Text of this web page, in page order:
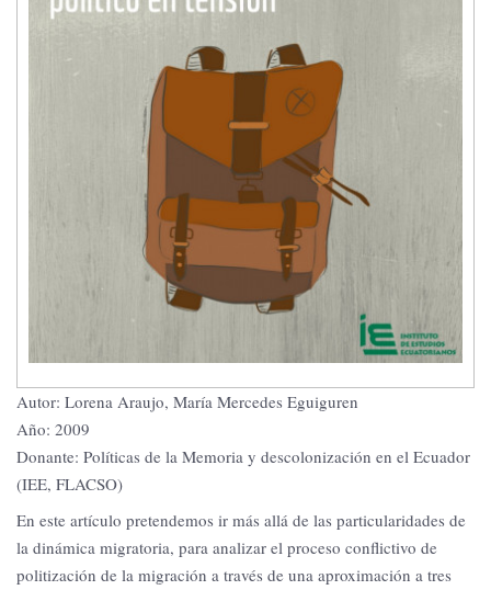
Autor: Lorena Araujo, María Mercedes Eguiguren
Año: 2009
Donante: Políticas de la Memoria y descolonización en el Ecuador
(IEE, FLACSO)
En este artículo pretendemos ir más allá de las particularidades de
la dinámica migratoria, para analizar el proceso conflictivo de
politización de la migración a través de una aproximación a tres